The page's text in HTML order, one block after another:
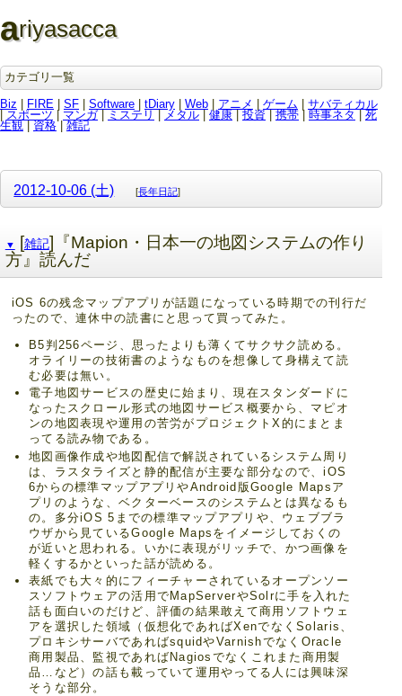
ariyasacca
カテゴリ一覧
Biz
FIRE SF Software tDiary Web アニメ ゲーム
サバティカル
スポーツ | マンガ| ミステリ メタル 健康 投資 携帯 | 時事ネタ
死
生観
資格| 雑記
2012-10-06 (土) [長年日記]
▼ [雑記]『Mapion・日本一の地図システムの作り
方』読んだ
iOS 6の残念マップアプリが話題になっている時期での刊行だ
ったので、連休中の読書にと思って買ってみた。
B5判256ページ、思ったよりも薄くてサクサク読める。
オライリーの技術書のようなものを想像して身構えて読
む必要は無い。
電子地図サービスの歴史に始まり、現在スタンダードに
なったスクロール形式の地図サービス概要から、マピオ
ンの地図表現や運用の苦労がプロジェクトX的にまとま
ってる読み物である。
地図画像作成や地図配信で解説されているシステム周り
は、ラスタライズと静的配信が主要な部分なので、iOS
6からの標準マップアプリやAndroid版Google Mapsア
プリのような、ベクターベースのシステムとは異なるも
の。多分iOS 5までの標準マップアプリや、ウェブブラ
ウザから見ているGoogle Mapsをイメージしておくの
が近いと思われる。いかに表現がリッチで、かつ画像を
軽くするかといった話が読める。
表紙でも大々的にフィーチャーされているオープンソー
スソフトウェアの活用でMapServerやSolrに手を入れた
話も面白いのだけど、評価の結果敢えて商用ソフトウェ
アを選択した領域（仮想化であればXenでなくSolaris、
プロキシサーバであればsquidやVarnishでなくOracle
商用製品、監視であればNagiosでなくこれまた商用製
品…など）の話も載っていて運用やってる人には興味深
そうな部分。